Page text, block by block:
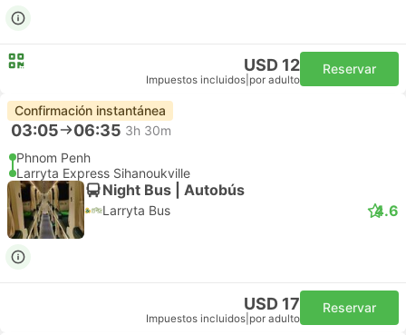
USD 12
Impuestos incluidos por adulto
Reservar
Confirmación instantánea
03:05 06:35 3h 30m
Phnom Penh
Larryta Express Sihanoukville
Night Bus | Autobús
Larryta Bus 4.6
USD 17
Impuestos incluidos por adulto
Reservar